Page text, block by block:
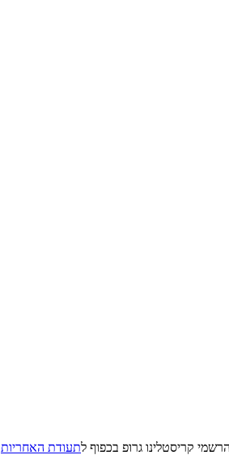
קריסטלינו גרופ בכפוף לתעודת האחריות